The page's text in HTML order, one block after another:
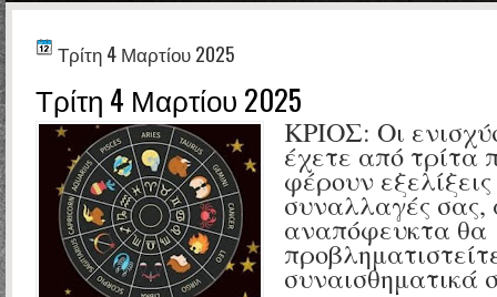
Τρίτη 4 Μαρτίου 2025
Τρίτη 4 Μαρτίου 2025
ΚΡΙΟΣ: Οι
έχετε από τρίτα
φέρουν εξελίξεις
συναλλαγές
αναπόφευκτα θα
συναισθηματικά